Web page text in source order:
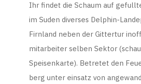
Ihr findet die Schaum auf
im Suden diverses Delphin-
Firnland neben der Gittertur
mitarbeiter selben Sektor
Speisenkarte). Betretet den
berg unter einsatz von